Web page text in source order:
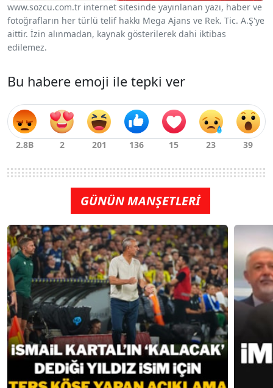
www.sozcu.com.tr internet sitesinde yayınlanan yazı, haber ve
fotoğrafların her türlü telif hakkı Mega Ajans ve Rek. Tic. A.Ş'ye
aittir. İzin alınmadan, kaynak gösterilerek dahi iktibas
edilemez.
Bu habere emoji ile tepki ver
GÜNÜN MANŞETLERİ